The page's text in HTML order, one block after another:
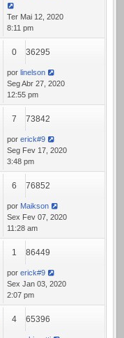
Ter Mai 12, 2020
8:11 pm
0 36295
por linelson
Seg Abr 27, 2020
12:55 pm
7 73842
por erick#9
Seg Fev 17, 2020
3:48 pm
6 76852
por Maikson
Sex Fev 07, 2020
11:28 am
1 86449
por erick#9
Sex Jan 03, 2020
2:07 pm
4 65396